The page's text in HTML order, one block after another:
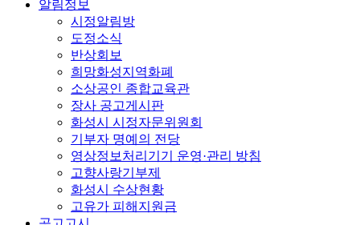
알림정보
시정알림방
도정소식
반상회보
희망화성지역화폐
소상공인 종합교육관
장사 공고게시판
화성시 시정자문위원회
기부자 명예의 전당
영상정보처리기기 운영·관리 방침
고향사랑기부제
화성시 수상현황
고유가 피해지원금